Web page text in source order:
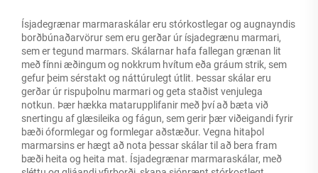
Ísjadegrænar marmaraskálar eru stórkostlegar og augnayndis
borðbúnaðarvörur sem eru gerðar úr ísjadegrænu marmari,
sem er tegund marmars. Skálarnar hafa fallegan grænan lit
með fínni æðingum og nokkrum hvítum eða gráum strik, sem
gefur þeim sérstakt og náttúrulegt útlit. Þessar skálar eru
gerðar úr rispuþolnu marmari og geta staðist venjulega
notkun. Þær hækka matarupplifanir með því að bæta við
snertingu af glæsileika og fágun, sem gerir þær viðeigandi fyrir
bæði óformlegar og formlegar aðstæður. Vegna hitaþol
marmarsins er hægt að nota þessar skálar til að bera fram
bæði heita og heita mat. Ísjadegrænar marmaraskálar, með